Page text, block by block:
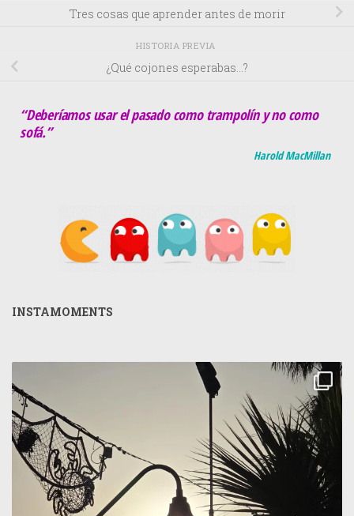
Tres cosas que aprender antes de morir
HISTORIA PREVIA
¿Qué cojones esperabas…?
“Deberíamos usar el pasado como trampolín y no como
sofá.”
Harold MacMillan
INSTAMOMENTS